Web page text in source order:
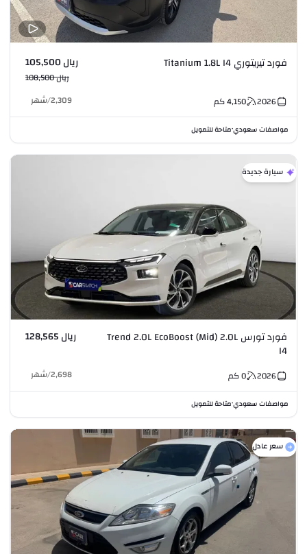
فورد تيريتوري Titanium 1.8L I4 ريال 105,500
ريال 108,500
2026
4,150كم 2,309
/شهر
مواصفات سعودي•متاحة للتمويل
سيارة جديدة
فورد تورس Trend 2.0L EcoBoost (Mid) 2.0L
I4
ريال 128,565
2026
0كم 2,698
/شهر
مواصفات سعودي•متاحة للتمويل
سعر عادل